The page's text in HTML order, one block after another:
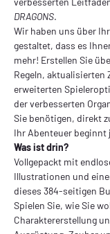
DRAGONS.
Wir haben uns über
gestaltet, dass es
mehr! Erstellen Sie
Regeln,
erweiterten
der verbesserten
Sie benötigen, direkt
Ihr Abenteuer beginnt
Was ist drin?
Vollgepackt mit
Illustrationen und
dieses 384-seitigen
Spielen Sie, wie Sie
Charaktererstellung